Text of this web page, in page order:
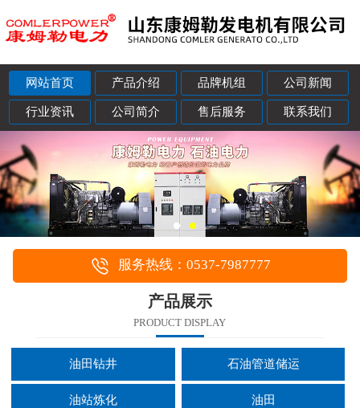
网站首页 产品介绍 品牌机组 公司新闻
行业资讯 公司简介 售后服务 联系我们
服务热线：0537-7987777
产品展示
PRODUCT DISPLAY
油田钻井 石油管道储运
油站炼化 油田